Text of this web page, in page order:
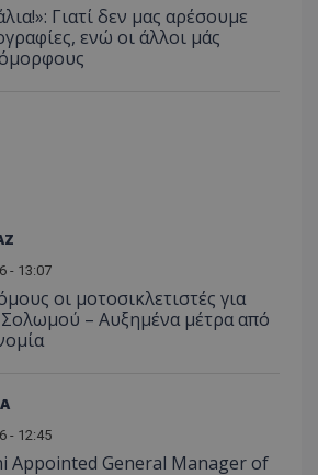
Γιατί δεν μας αρέσουμε
ενώ οι άλλοι μάς
- 13:07
οι μοτοσικλετιστές για
Σολωμού – Αυξημένα μέτρα από
- 12:45
Appointed General Manager of